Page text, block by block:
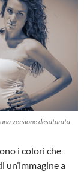
versione desaturata
i colori che
un’immagine a